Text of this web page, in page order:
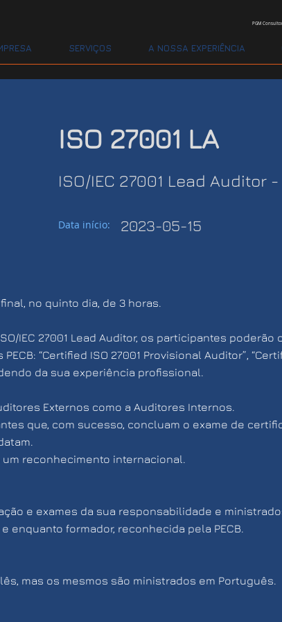
PGM
SERVIÇOS A NOSSA EXPERIÊNCIA
ISO 27001 LA
ISO/IEC 27001 Lead Auditor
2023-05-15
Data início:
no quinto dia, de 3 horas.
IEC 27001 Lead Auditor, os participantes
“Certified ISO 27001 Provisional Auditor”,
da sua experiência profissional.
Externos como a Auditores Internos.
que, com sucesso, concluam o exame de
um reconhecimento internacional.
e exames da sua responsabilidade e
enquanto formador, reconhecida pela PECB.
mas os mesmos são ministrados em Português.